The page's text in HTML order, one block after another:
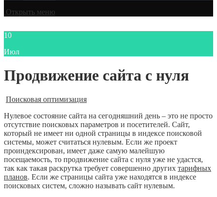
Открыть меню
10
Июл
Продвижение сайта с нуля
Поисковая оптимизация
Нулевое состояние сайта на сегодняшний день – это не просто
отсутствие поисковых параметров и посетителей. Сайт,
который не имеет ни одной страницы в индексе поисковой
системы, может считаться нулевым. Если же проект
проиндексирован, имеет даже самую малейшую
посещаемость, то продвижение сайта с нуля уже не удастся,
так как такая раскрутка требует совершенно других тарифных
планов. Если же страницы сайта уже находятся в индексе
поисковых систем, сложно называть сайт нулевым.